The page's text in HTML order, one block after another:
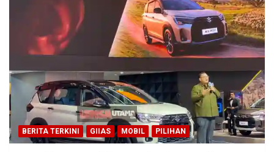
BERITA TERKINI GIIAS MOBIL PILIHAN